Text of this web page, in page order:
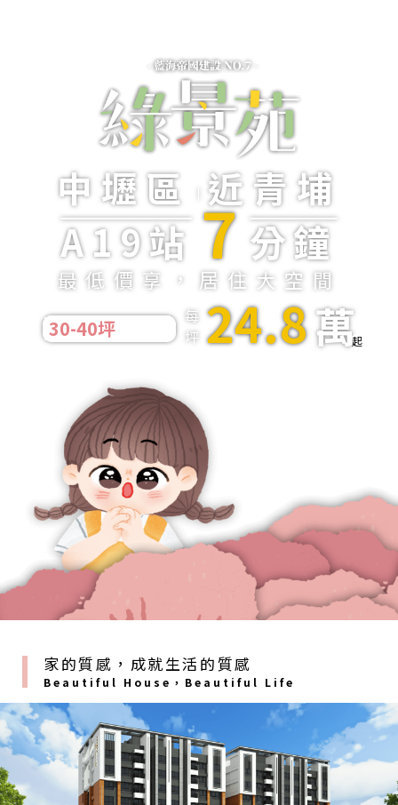
中壢區 近青埔
A19站 7分鐘
最低價享，居住大空間
30-40坪
每
坪 24.8萬起
家的質感，成就生活的質感
Beautiful House，Beautiful Life